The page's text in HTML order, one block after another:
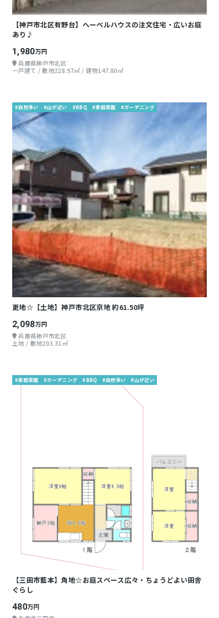
【神戸市北区有野台】へーベルハウスの注文住宅・広いお庭
あり♪
1,980万円
兵庫県神戸市北区
一戸建て / 敷地228.97㎡ / 建物147.80㎡
#自然多い #山が近い #BBQ #家庭菜園 #ガーデニング
更地☆【土地】神戸市北区京地 約61.50坪
2,098万円
兵庫県神戸市北区
土地 / 敷地203.31㎡
#家庭菜園 #ガーデニング #BBQ #自然多い #山が近い
【三田市藍本】角地☆お庭スペース広々・ちょうどよい田舎
ぐらし
480万円